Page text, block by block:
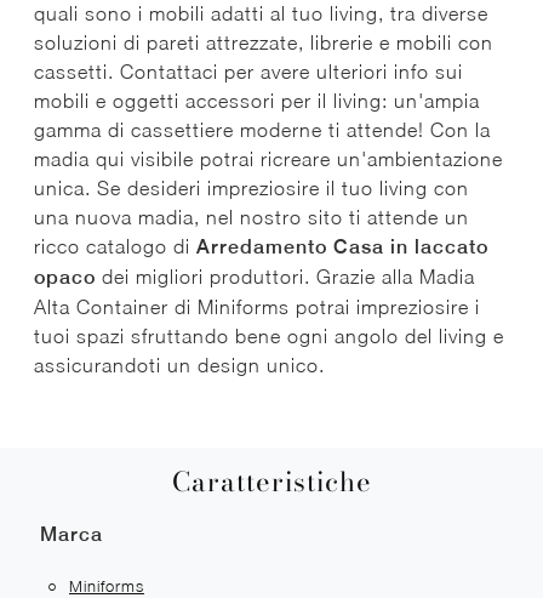
quali sono i mobili adatti al tuo living, tra diverse
soluzioni di pareti attrezzate, librerie e mobili con
cassetti. Contattaci per avere ulteriori info sui
mobili e oggetti accessori per il living: un'ampia
gamma di cassettiere moderne ti attende! Con la
madia qui visibile potrai ricreare un'ambientazione
unica. Se desideri impreziosire il tuo living con
una nuova madia, nel nostro sito ti attende un
ricco catalogo di Arredamento Casa in laccato
opaco dei migliori produttori. Grazie alla Madia
Alta Container di Miniforms potrai impreziosire i
tuoi spazi sfruttando bene ogni angolo del living e
assicurandoti un design unico.
Caratteristiche
Marca
Miniforms